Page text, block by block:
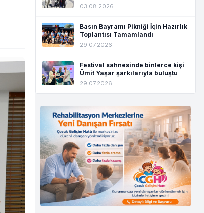
03.08.2026
Basın Bayramı Pikniği İçin Hazırlık
Toplantısı Tamamlandı
29.07.2026
Festival sahnesinde binlerce kişi
Ümit Yaşar şarkılarıyla buluştu
29.07.2026